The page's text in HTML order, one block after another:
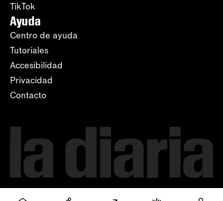
TikTok
Ayuda
Centro de ayuda
Tutoriales
Accesibilidad
Privacidad
Contacto